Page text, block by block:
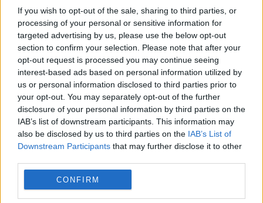
If you wish to opt-out of the sale, sharing to third parties, or
processing of your personal or sensitive information for
targeted advertising by us, please use the below opt-out
section to confirm your selection. Please note that after your
opt-out request is processed you may continue seeing
interest-based ads based on personal information utilized by
us or personal information disclosed to third parties prior to
your opt-out. You may separately opt-out of the further
disclosure of your personal information by third parties on the
IAB’s list of downstream participants. This information may
also be disclosed by us to third parties on the IAB’s List of
Downstream Participants that may further disclose it to other
CONFIRM
Recomandările noastre